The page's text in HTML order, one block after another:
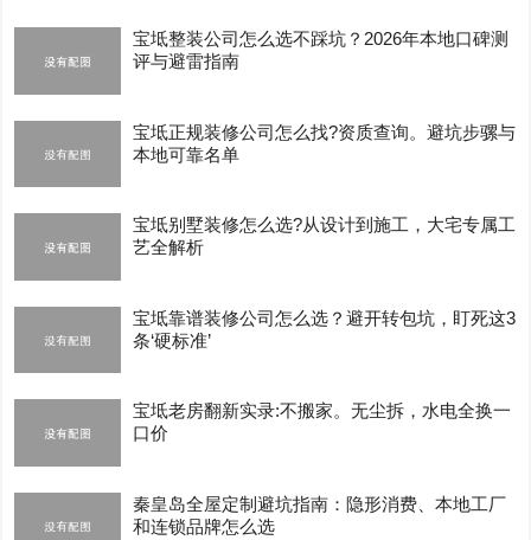
宝坻整装公司怎么选不踩坑？2026年本地口碑测
评与避雷指南
宝坻正规装修公司怎么找?资质查询。避坑步骡与
本地可靠名单
宝坻别墅装修怎么选?从设计到施工，大宅专属工
艺全解析
宝坻靠谱装修公司怎么选？避开转包坑，盯死这3
条‘硬标准’
宝坻老房翻新实录:不搬家。无尘拆，水电全换一
口价
秦皇岛全屋定制避坑指南：隐形消费、本地工厂
和连锁品牌怎么选